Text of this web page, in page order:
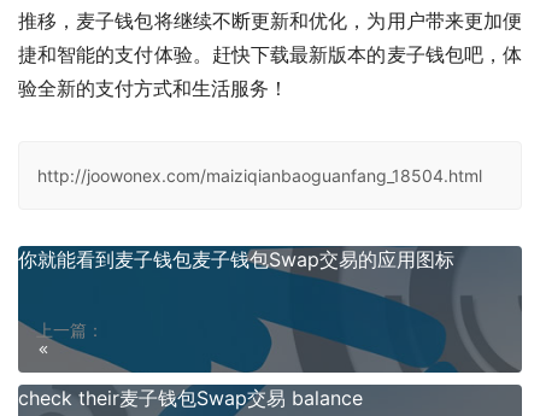
推移，麦子钱包将继续不断更新和优化，为用户带来更加便
捷和智能的支付体验。赶快下载最新版本的麦子钱包吧，体
验全新的支付方式和生活服务！
http://joowonex.com/maiziqianbaoguanfang_18504.html
上一篇：
你就能看到麦子钱包麦子钱包Swap交易的应用图标
check their麦子钱包Swap交易 balance